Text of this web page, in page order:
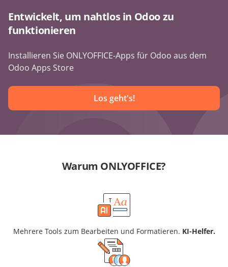
Entwickelt, um nahtlos in Odoo zu
funktionieren
Installieren Sie ONLYOFFICE-Apps für Odoo aus dem
Odoo Apps Store
Los geht's!
Warum ONLYOFFICE?
Mehrere Tools zum Bearbeiten und Formatieren. KI-Helfer.